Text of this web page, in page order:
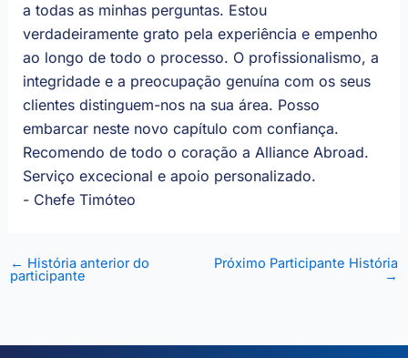
a todas as minhas perguntas. Estou
verdadeiramente grato pela experiência e empenho
ao longo de todo o processo. O profissionalismo, a
integridade e a preocupação genuína com os seus
clientes distinguem-nos na sua área. Posso
embarcar neste novo capítulo com confiança.
Recomendo de todo o coração a Alliance Abroad.
Serviço excecional e apoio personalizado.
- Chefe Timóteo
← História anterior do
participante
Próximo Participante História
→